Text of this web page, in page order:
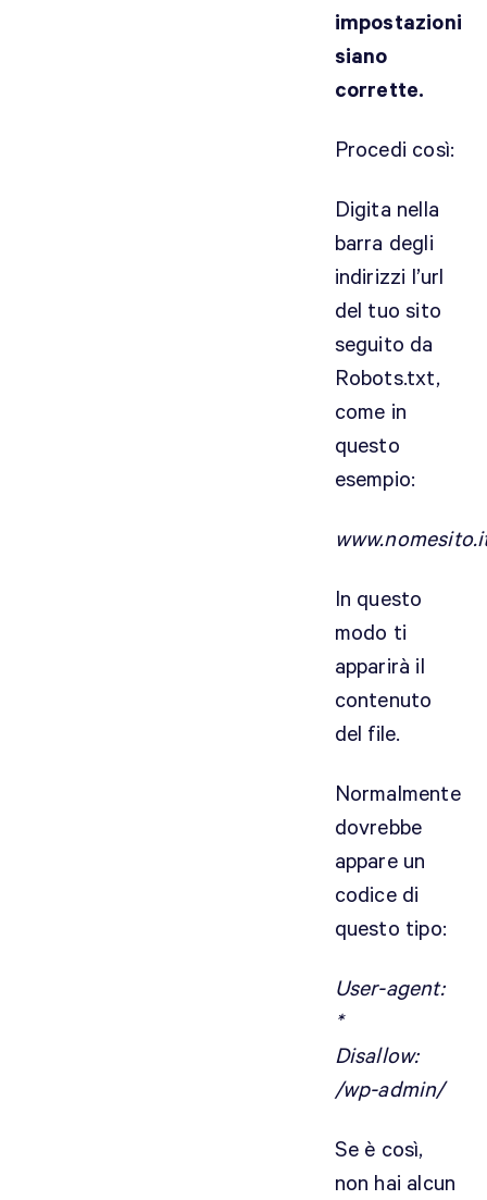
impostazioni
siano
corrette.
Procedi così:
Digita nella
barra degli
indirizzi l’url
del tuo sito
seguito da
Robots.txt,
come in
questo
esempio:
In questo
modo ti
apparirà il
contenuto
del file.
Normalmente
dovrebbe
appare un
codice di
questo tipo:
User-agent:
*
Disallow:
/wp-admin/
Se è così,
non hai alcun